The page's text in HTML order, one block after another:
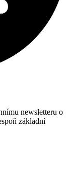
newsletteru o
základní